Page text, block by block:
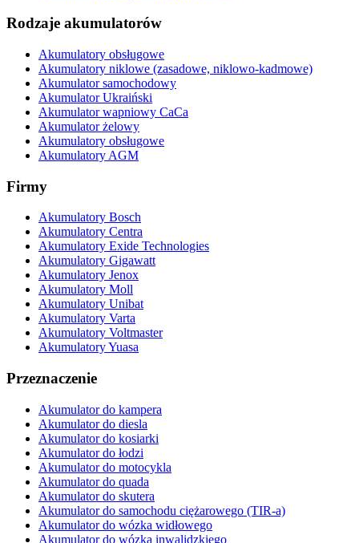
Rodzaje akumulatorów
Akumulatory obsługowe
Akumulatory niklowe (zasadowe, niklowo-kadmowe)
Akumulator samochodowy
Akumulator Ukraiński
Akumulator wapniowy CaCa
Akumulator żelowy
Akumulatory obsługowe
Akumulatory AGM
Firmy
Akumulatory Bosch
Akumulatory Centra
Akumulatory Exide Technologies
Akumulatory Gigawatt
Akumulatory Jenox
Akumulatory Moll
Akumulatory Unibat
Akumulatory Varta
Akumulatory Voltmaster
Akumulatory Yuasa
Przeznaczenie
Akumulator do kampera
Akumulator do diesla
Akumulator do kosiarki
Akumulator do łodzi
Akumulator do motocykla
Akumulator do quada
Akumulator do skutera
Akumulator do samochodu ciężarowego (TIR-a)
Akumulator do wózka widłowego
Akumulator do wózka inwalidzkiego